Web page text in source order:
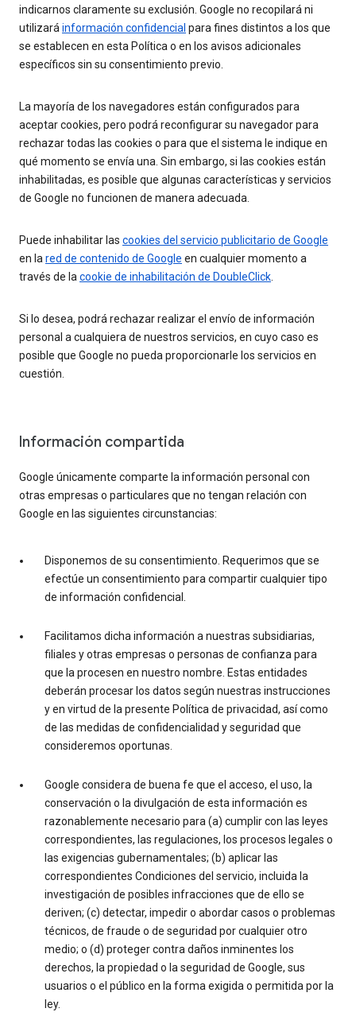
indicarnos claramente su exclusión. Google no recopilará ni
utilizará información confidencial para fines distintos a los que
se establecen en esta Política o en los avisos adicionales
específicos sin su consentimiento previo.
La mayoría de los navegadores están configurados para
aceptar cookies, pero podrá reconfigurar su navegador para
rechazar todas las cookies o para que el sistema le indique en
qué momento se envía una. Sin embargo, si las cookies están
inhabilitadas, es posible que algunas características y servicios
de Google no funcionen de manera adecuada.
Puede inhabilitar las cookies del servicio publicitario de Google
en la red de contenido de Google en cualquier momento a
través de la cookie de inhabilitación de DoubleClick
Si lo desea, podrá rechazar realizar el envío de información
personal a cualquiera de nuestros servicios, en cuyo caso es
posible que Google no pueda proporcionarle los servicios en
cuestión.
Información compartida
Google únicamente comparte la información personal con
otras empresas o particulares que no tengan relación con
Google en las siguientes circunstancias:
Disponemos de su consentimiento. Requerimos que se
efectúe un consentimiento para compartir cualquier tipo
de información confidencial.
Facilitamos dicha información a nuestras subsidiarias,
filiales y otras empresas o personas de confianza para
que la procesen en nuestro nombre. Estas entidades
deberán procesar los datos según nuestras instrucciones
y en virtud de la presente Política de privacidad, así como
de las medidas de confidencialidad y seguridad que
consideremos oportunas.
Google considera de buena fe que el acceso, el uso, la
conservación o la divulgación de esta información es
razonablemente necesario para (a) cumplir con las leyes
correspondientes, las regulaciones, los procesos legales o
las exigencias gubernamentales; (b) aplicar las
correspondientes Condiciones del servicio, incluida la
investigación de posibles infracciones que de ello se
deriven; (c) detectar, impedir o abordar casos o problemas
técnicos, de fraude o de seguridad por cualquier otro
medio; o (d) proteger contra daños inminentes los
derechos, la propiedad o la seguridad de Google, sus
usuarios o el público en la forma exigida o permitida por la
ley.